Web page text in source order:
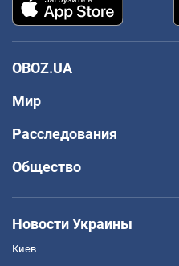
OBOZ.UA
Мир
Расследования
Общество
Новости Украины
Киев